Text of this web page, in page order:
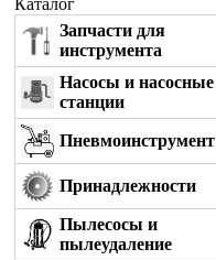
Каталог
Запчасти для
инструмента
Насосы и насосные
станции
Пневмоинструмент
Принадлежности
Пылесосы и
пылеудаление